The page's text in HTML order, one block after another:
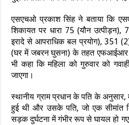
एसएचओ प्रकाश सिंह ने बताया कि
शिकायत पर धारा 75 (यौन
इरादे से आपराधिक बल प्रयोग), 351
(घर में जबरन घुसना) के तहत एफआईआर
भी कहा कि महिला को गुरुवार को
जाएगा।
स्थानीय ग्राम प्रधान के पति के अनुसार,
हुई थी और उसके पति, जो एक
सड़क दुर्घटना में गंभीर रूप से घायल हो